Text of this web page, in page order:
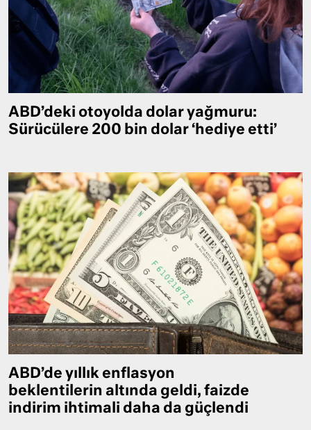
ABD’deki otoyolda dolar yağmuru:
Sürücülere 200 bin dolar ‘hediye etti’
ABD’de yıllık enflasyon
beklentilerin altında geldi, faizde
indirim ihtimali daha da güçlendi